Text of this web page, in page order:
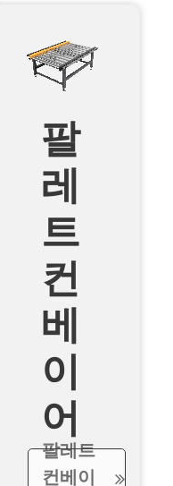
팔
레
트
컨
베
이
어
팔레트
컨베이